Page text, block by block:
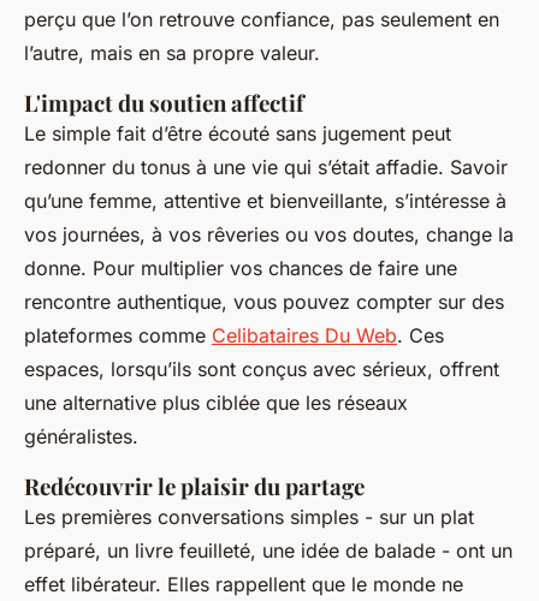
perçu que l’on retrouve confiance, pas seulement en
l’autre, mais en sa propre valeur.
L'impact du soutien affectif
Le simple fait d’être écouté sans jugement peut
redonner du tonus à une vie qui s’était affadie. Savoir
qu’une femme, attentive et bienveillante, s’intéresse à
vos journées, à vos rêveries ou vos doutes, change la
donne. Pour multiplier vos chances de faire une
rencontre authentique, vous pouvez compter sur des
plateformes comme Celibataires Du Web. Ces
espaces, lorsqu’ils sont conçus avec sérieux, offrent
une alternative plus ciblée que les réseaux
généralistes.
Redécouvrir le plaisir du partage
Les premières conversations simples - sur un plat
préparé, un livre feuilleté, une idée de balade - ont un
effet libérateur. Elles rappellent que le monde ne